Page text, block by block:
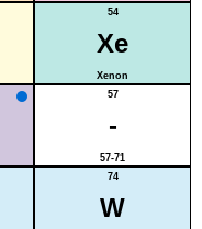
54
Xe
Xenon
57
-
57-71
74
W